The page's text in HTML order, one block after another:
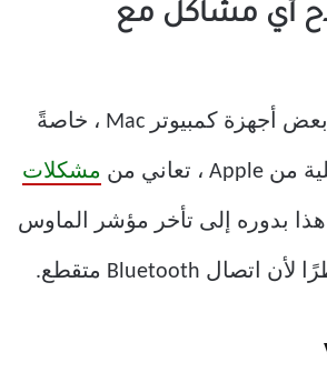
أي مشاكل مع
من المعروف أن بعض أجهزة كمبيوتر Mac ، خاصةً
مشكلات
بدوره إلى تأخر مؤشر الماوس